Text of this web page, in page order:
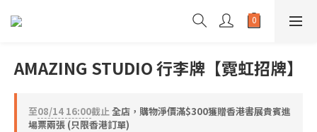
AMAZING STUDIO 行李牌【霓虹招牌】
至08/14 16:00截止全店，購物淨價滿$300獲贈香港書展貴賓進
場票兩張 (只限香港訂單)